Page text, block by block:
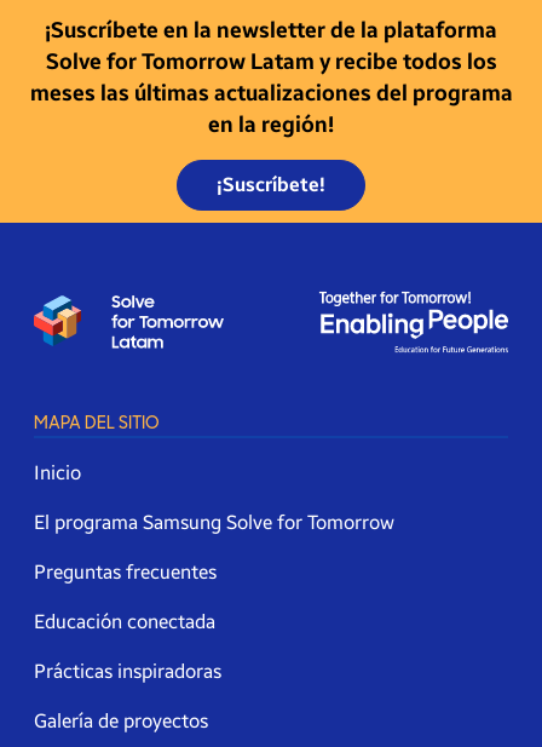
¡Suscríbete en la newsletter de la plataforma
Solve for Tomorrow Latam y recibe todos los
meses las últimas actualizaciones del programa
en la región!
¡Suscríbete!
MAPA DEL SITIO
Inicio
El programa Samsung Solve for Tomorrow
Preguntas frecuentes
Educación conectada
Prácticas inspiradoras
Galería de proyectos